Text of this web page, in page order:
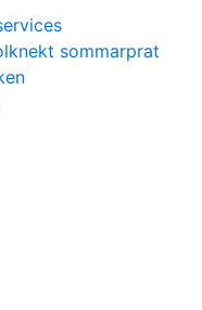
sommarprat